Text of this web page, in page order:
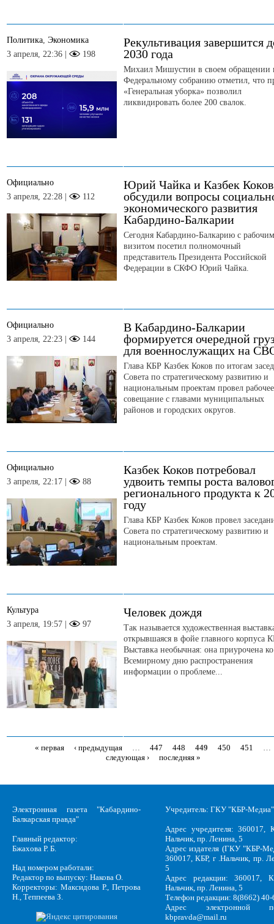
Политика Экономика
3 апреля, 22:36 |
198
Рекультивация завершится
2030 года
Михаил Мишустин в своем обращении
Федеральному собранию отметил, что
«Генеральная уборка» позволил
ликвидировать более 200 свалок.
Официально
3 апреля, 22:28 |
112
Юрий Чайка и Казбек Коков
обсудили вопросы
экономического развития
Кабардино-Балкарии
Сегодня Кабардино-Балкарию с рабочим
визитом посетил полномочный
представитель Президента Российской
Федерации в СКФО Юрий Чайка.
Официально
3 апреля, 22:23 |
144
В Кабардино-Балкарии
формируется очередной
для военнослужащих на
Глава КБР Казбек Коков по итогам
Совета по стратегическому развитию и
национальным проектам провел рабочее
совещание с главами муниципальных
районов и городских округов.
Официально
3 апреля, 22:17 |
88
Казбек Коков потребовал
удвоить темпы роста
регионального продукта к
году
Глава КБР Казбек Коков провел
Совета по стратегическому развитию и
национальным проектам.
Культура
3 апреля, 19:57 |
97
Человек дождя
Так называется художественная
открывшаяся в фойе главного корпуса
Выставка необычная: она приурочена ко
Всемирному дню распространения
информации о проблеме...
Страницы
« первая ‹ предыдущая 447 448 449 450 451
следующая ›
последняя »
Электронная газета "Кабардино-
Балкарская правда"
Главный редактор:
Бжахова Р. Б.
Над номером работали:
Редактор по выпуску: Накова О.
Корректоры: Максидова Р., Петрова
Н., Теппеева З.
Учредитель: ГКУ "КБР-Медиа"
Адрес учредителя: 360017,
Нальчик, пр. Ленина, 5
Адрес издателя (ГКУ "КБР-
360017, КБР, г .Нальчик, пр.
5
Адрес редакции: 360017,
Нальчик, пр. Ленина, 5
Телефон редакции: 8(8662)
Адрес электронной
kbpravda@mail.ru